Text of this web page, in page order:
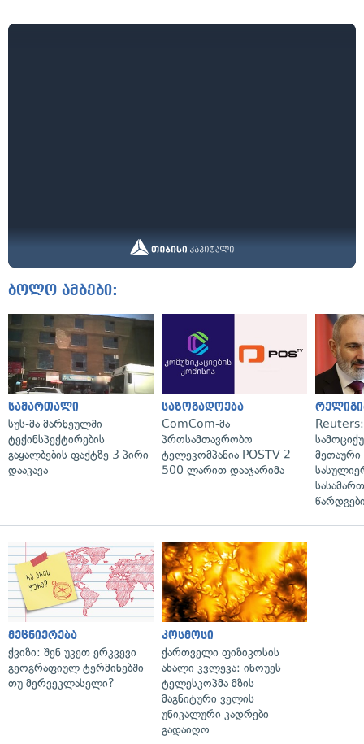
ბოლო ამბები:
სამართალი
სუს-მა მარნეულში
ტექინსპექტირების
გაყალბების ფაქტზე 3 პირი
დააკავა
საზოგადოება
ComCom-მა
პროსამთავრობო
ტელეკომპანია POSTV 2
500 ლარით დააჯარიმა
მეთაური
მეცნიერება
ქვიზი: შენ უკეთ ერკვევი
გეოგრაფიულ ტერმინებში
თუ მერვეკლასელი?
კოსმოსი
ქართველი ფიზიკოსის
ახალი კვლევა: ინოუეს
ტელესკოპმა მზის
მაგნიტური ველის
უნიკალური კადრები
გადაიღო